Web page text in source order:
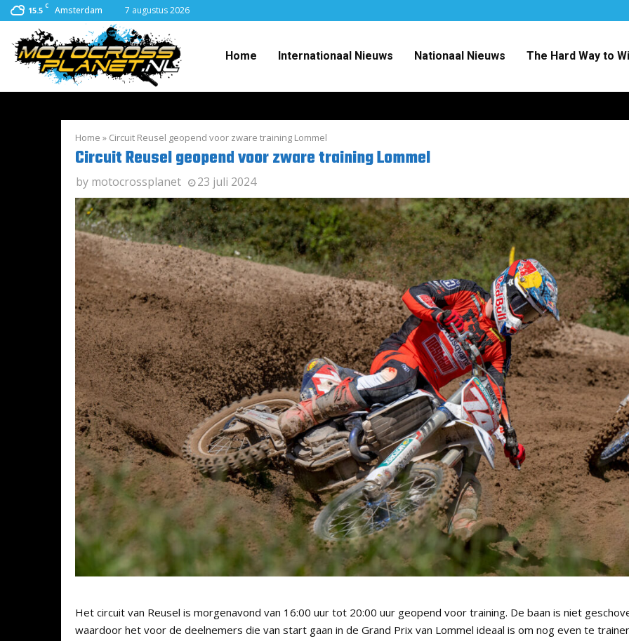
15.5 C Amsterdam 7 augustus 2026
Home Internationaal Nieuws Nationaal Nieuws The Hard Way to
Home » Circuit Reusel geopend voor zware training Lommel
Circuit Reusel geopend voor zware training Lommel
by motocrossplanet 23 juli 2024
Het circuit van Reusel is morgenavond van 16:00 uur tot 20:00 uur geopend voor training. De baan is niet
waardoor het voor de deelnemers die van start gaan in de Grand Prix van Lommel ideaal is om nog even te